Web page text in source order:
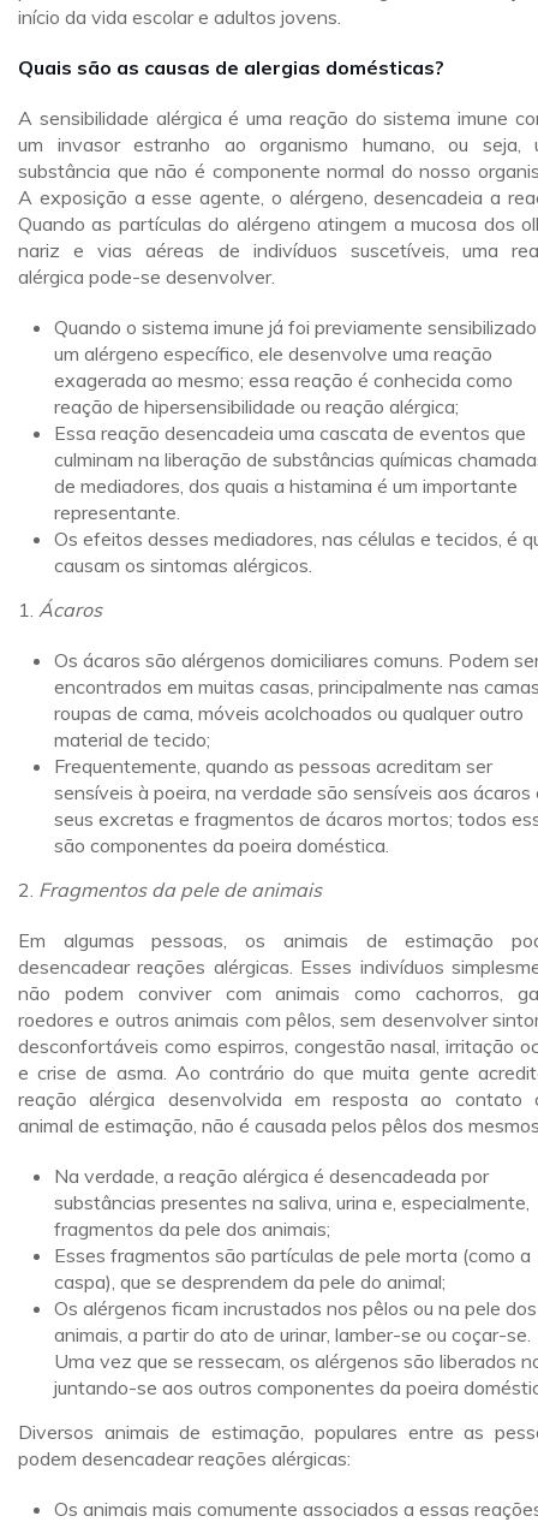
início da vida escolar e adultos jovens.
Quais são as causas de alergias domésticas?
A sensibilidade alérgica é uma reação do sistema imune
um invasor estranho ao organismo humano, ou seja,
substância que não é componente normal do nosso
A exposição a esse agente, o alérgeno, desencadeia a
Quando as partículas do alérgeno atingem a mucosa dos
nariz e vias aéreas de indivíduos suscetíveis, uma
alérgica pode-se desenvolver.
Quando o sistema imune já foi previamente
um alérgeno específico, ele desenvolve uma reação
exagerada ao mesmo; essa reação é conhecida como
reação de hipersensibilidade ou reação alérgica;
Essa reação desencadeia uma cascata de eventos que
culminam na liberação de substâncias químicas
de mediadores, dos quais a histamina é um importante
representante.
Os efeitos desses mediadores, nas células e tecidos, é
causam os sintomas alérgicos.
1. Ácaros
Os ácaros são alérgenos domiciliares comuns. Podem
encontrados em muitas casas, principalmente nas
roupas de cama, móveis acolchoados ou qualquer outro
material de tecido;
Frequentemente, quando as pessoas acreditam ser
sensíveis à poeira, na verdade são sensíveis aos ácaros
seus excretas e fragmentos de ácaros mortos; todos
são componentes da poeira doméstica.
2. Fragmentos da pele de animais
Em algumas pessoas, os animais de estimação
desencadear reações alérgicas. Esses indivíduos
não podem conviver com animais como cachorros,
roedores e outros animais com pêlos, sem desenvolver
desconfortáveis como espirros, congestão nasal, irritação
e crise de asma. Ao contrário do que muita gente
reação alérgica desenvolvida em resposta ao contato
animal de estimação, não é causada pelos pêlos dos
Na verdade, a reação alérgica é desencadeada por
substâncias presentes na saliva, urina e, especialmente,
fragmentos da pele dos animais;
Esses fragmentos são partículas de pele morta (como a
caspa), que se desprendem da pele do animal;
Os alérgenos ficam incrustados nos pêlos ou na pele dos
animais, a partir do ato de urinar, lamber-se ou coçar-se.
Uma vez que se ressecam, os alérgenos são liberados
juntando-se aos outros componentes da poeira
Diversos animais de estimação, populares entre as
podem desencadear reações alérgicas:
Os animais mais comumente associados a essas